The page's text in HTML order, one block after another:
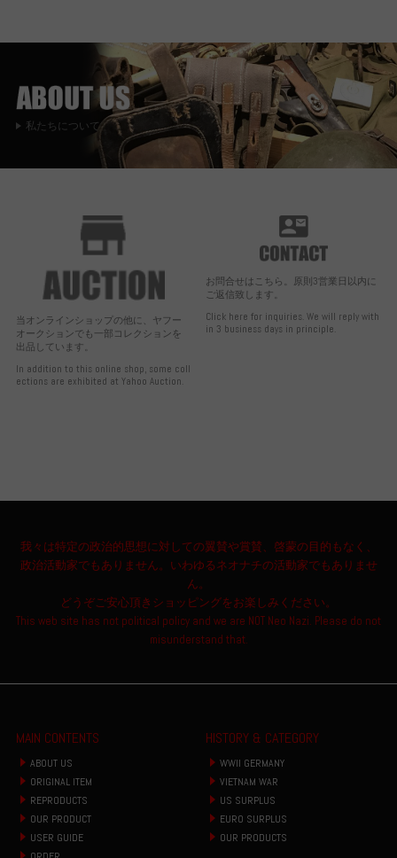
私たちについて
当オンラインショップの他に、ヤフー
オークションでも一部コレクションを
出品しています。
In addition to this online shop, some coll
ections are exhibited at Yahoo Auction.
お問合せはこちら。原則3営業日以内に
ご返信致します。
Click here for inquiries. We will reply with
in 3 business days in principle.
我々は特定の政治的思想に対しての翼賛や賞賛、啓蒙の目的もなく、
政治活動家でもありません。いわゆるネオナチの活動家でもありませ
ん。
どうぞご安心頂きショッピングをお楽しみください。
This web site has not political policy and we are NOT Neo Nazi. Please do not
misunderstand that.
MAIN CONTENTS
ABOUT US
ORIGINAL ITEM
REPRODUCTS
OUR PRODUCT
USER GUIDE
HISTORY & CATEGORY
WWII GERMANY
VIETNAM WAR
US SURPLUS
EURO SURPLUS
OUR PRODUCTS